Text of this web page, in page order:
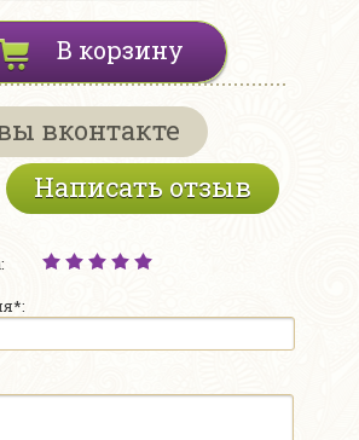
В корзину
вконтакте
Написать отзыв